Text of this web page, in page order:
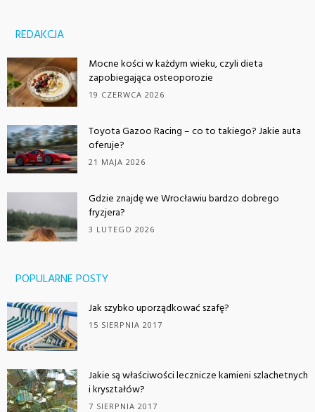
REDAKCJA
Mocne kości w każdym wieku, czyli dieta
zapobiegająca osteoporozie
19 CZERWCA 2026
Toyota Gazoo Racing – co to takiego? Jakie auta
oferuje?
21 MAJA 2026
Gdzie znajdę we Wrocławiu bardzo dobrego
fryzjera?
3 LUTEGO 2026
POPULARNE POSTY
Jak szybko uporządkować szafę?
15 SIERPNIA 2017
Jakie są właściwości lecznicze kamieni szlachetnych
i kryształów?
7 SIERPNIA 2017